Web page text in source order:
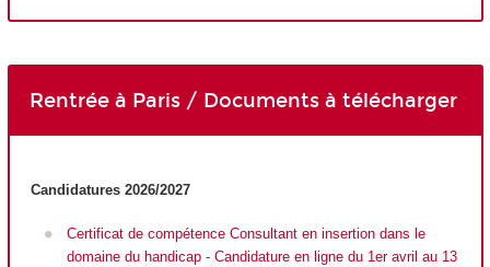
Rentrée à Paris / Documents à télécharger
Candidatures 2026/2027
Certificat de compétence Consultant en insertion dans le
domaine du handicap - Candidature en ligne du 1er avril au 13